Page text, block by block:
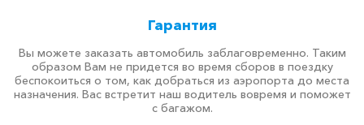
Гарантия
Вы можете заказать автомобиль заблаговременно. Таким
образом Вам не придется во время сборов в поездку
беспокоиться о том, как добраться из аэропорта до места
назначения. Вас встретит наш водитель вовремя и поможет
с багажом.